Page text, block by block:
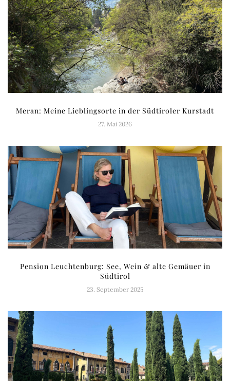
Meran: Meine Lieblingsorte in der Südtiroler Kurstadt
27. Mai 2026
Pension Leuchtenburg: See, Wein & alte Gemäuer in
Südtirol
23. September 2025